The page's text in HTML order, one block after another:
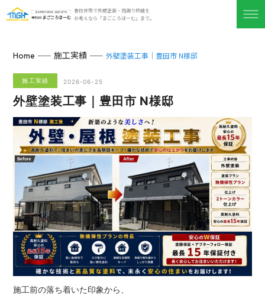
春日井市で外壁塗装・雨漏り修繕を
お考えなら「まごころほーむ」まで。
Home 施工実績 外壁塗装工事｜豊田市 N様邸
施工実績 2026-06-25
外壁塗装工事｜豊田市 N様邸
施工前の落ち着いた印象から、